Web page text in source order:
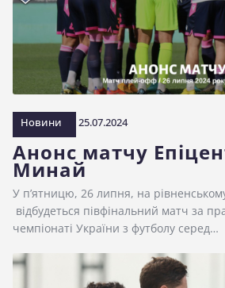
Новини 25.07.2024
Анонс матчу
Минай
У п’ятницю, 26 липня, на
відбудеться півфінальний матч за
чемпіонаті України з футболу серед…